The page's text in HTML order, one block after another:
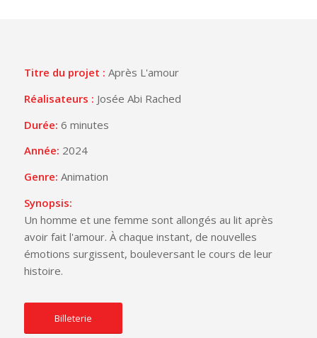
Titre du projet : Après L'amour
Réalisateurs : Josée Abi Rached
Durée: 6 minutes
Année: 2024
Genre: Animation
Synopsis:
Un homme et une femme sont allongés au lit après
avoir fait l'amour. À chaque instant, de nouvelles
émotions surgissent, bouleversant le cours de leur
histoire.
Billeterie